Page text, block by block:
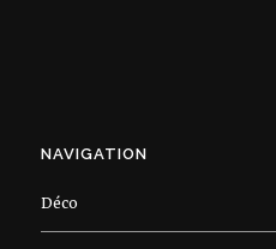
NAVIGATION
Déco